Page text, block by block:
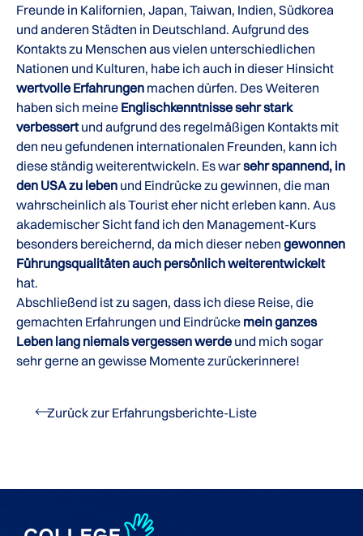
Freunde in Kalifornien, Japan, Taiwan, Indien, Südkorea
und anderen Städten in Deutschland. Aufgrund des
Kontakts zu Menschen aus vielen unterschiedlichen
Nationen und Kulturen, habe ich auch in dieser Hinsicht
wertvolle Erfahrungen machen dürfen. Des Weiteren
haben sich meine Englischkenntnisse sehr stark
verbessertund aufgrund des regelmäßigen Kontakts mit
den neu gefundenen internationalen Freunden, kann ich
diese ständig weiterentwickeln. Es warsehr spannend, in
den USA zu leben und Eindrücke zu gewinnen, die man
wahrscheinlich als Tourist eher nicht erleben kann. Aus
akademischer Sicht fand ich den Management-Kurs
besonders bereichernd, da mich dieser neben gewonnen
Führungsqualitäten auch persönlich weiterentwickelt
hat.
Abschließend ist zu sagen, dass ich diese Reise, die
gemachten Erfahrungen und Eindrücke mein ganzes
Leben lang niemals vergessen werde und mich sogar
sehr gerne an gewisse Momente zurückerinnere!
Zurück zur Erfahrungsberichte-Liste